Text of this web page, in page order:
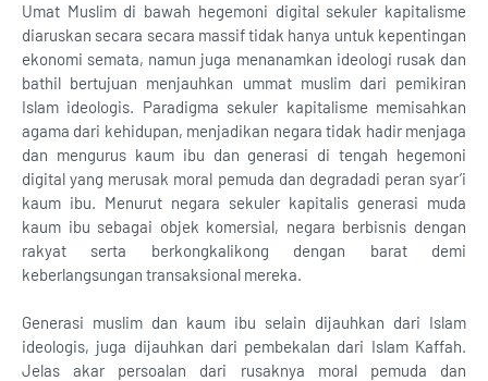
Umat Muslim di bawah hegemoni digital sekuler kapitalisme
diaruskan secara secara massif tidak hanya untuk kepentingan
ekonomi semata, namun juga menanamkan ideologi rusak dan
bathil bertujuan menjauhkan ummat muslim dari pemikiran
Islam ideologis. Paradigma sekuler kapitalisme memisahkan
agama dari kehidupan, menjadikan negara tidak hadir menjaga
dan mengurus kaum ibu dan generasi di tengah hegemoni
digital yang merusak moral pemuda dan degradadi peran syar’i
kaum ibu. Menurut negara sekuler kapitalis generasi muda
kaum ibu sebagai objek komersial, negara berbisnis dengan
rakyat serta berkongkalikong dengan barat demi
keberlangsungan transaksional mereka.
Generasi muslim dan kaum ibu selain dijauhkan dari Islam
ideologis, juga dijauhkan dari pembekalan dari Islam Kaffah.
Jelas akar persoalan dari rusaknya moral pemuda dan